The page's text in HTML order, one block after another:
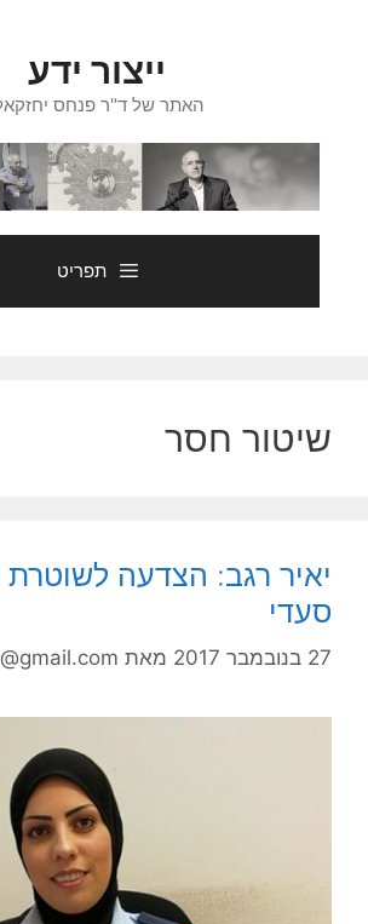
ייצור ידע
האתר של ד"ר פנחס
תפריט
שיטור חסר
יאיר רגב: הצדעה לשוטרת
סעדי
27 בנובמבר 2017 מאת